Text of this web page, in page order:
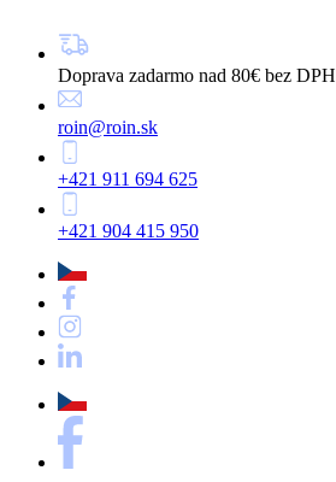
Doprava zadarmo nad 80€ bez DPH
roin@roin.sk
+421 911 694 625
+421 904 415 950